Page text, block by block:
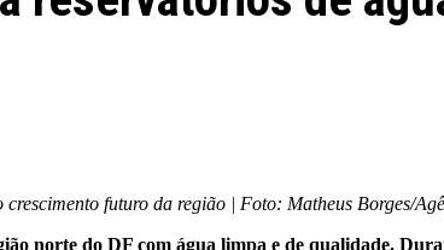
futuro da região | Foto: Matheus Borges/
norte do DF com água limpa e de qualidade.